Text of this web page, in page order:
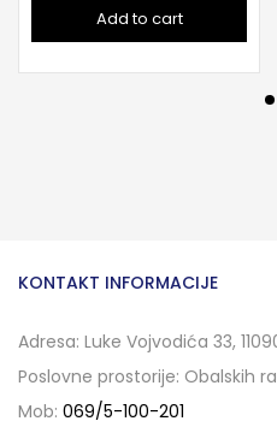
Add to cart
KONTAKT INFORMACIJE
Adresa: Luke Vojvodića 33,
Poslovne prostorije: Obalskih
Mob: 069/5-100-201